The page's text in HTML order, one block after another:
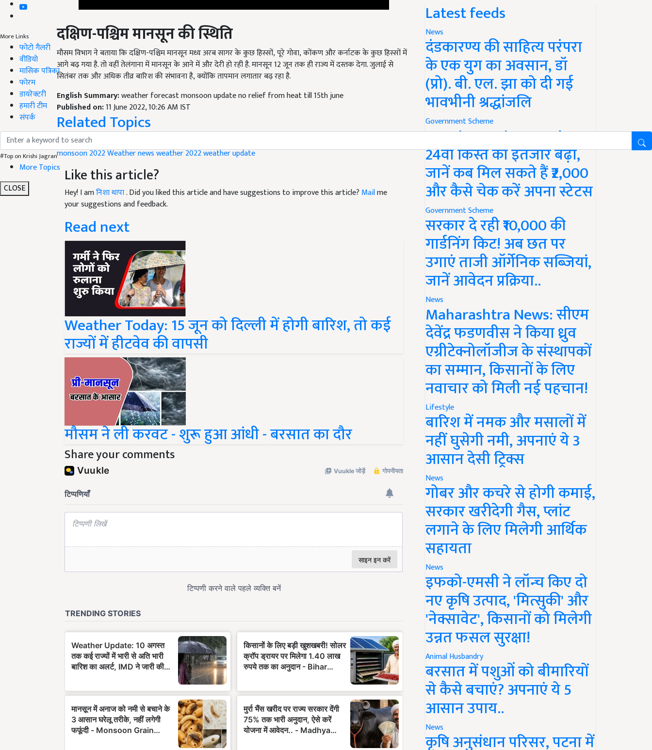
More Links
फोटो गैलरी
वीडियो
मासिक पत्रिका
फोरम
डायरेक्टरी
हमारी टीम
संपर्क
#Top on Krishi Jagran
More Topics
CLOSE
दक्षिण-पश्चिम मानसून की स्थिति
मौसम विभाग ने बताया कि दक्षिण-पश्चिममानसूनमध्य अरब सागर के कुछ हिस्सों
आगे बढ़ गया है. तो वहीं तेलंगाना में मानसून के आने में और देरी हो रही है. मानसून12जून तक ही राज्य में दस्तक देगा. जुलाई से
सितंबर तक और अधिक तीव्र बारिश की संभावना है, क्योंकि तापमान लगातार बढ़ रहा है.
weather forecast monsoon update no relief from heat till 15th june
Published on:11 June 2022, 10:26 AM IST
Related Topics
Weather Update
monsoon 2022
Like this article?
Hey! I amनिशा थापा . Did you liked this article and have suggestions to improve this article?
your suggestions and feedback.
Read next
Weather Today: 15 जून को दिल्ली में होगी बारिश, तो कई
राज्यों में हीटवेव की वापसी
मौसम ने ली करवट - शुरू हुआ आंधी - बरसात का दौर
Share your comments
Latest feeds
News
दंडकारण्य की साहित्य परंपरा
के एक युग का अवसान, डॉ
(प्रो). बी. एल. झा को दी गई
भावभीनी श्रद्धांजलि
Government Scheme
PM Kisan Yojana Update:
24वीं किस्त का इंतजार बढ़ा,
जानें कब मिल सकते हैं ₹2,000
और कैसे चेक करें अपना स्टेटस
Government Scheme
सरकार दे रही ₹10,000 की
गार्डनिंग किट! अब छत पर
उगाएं ताजी ऑर्गेनिक सब्जियां,
जानें आवेदन प्रक्रिया..
News
Maharashtra News: सीएम
देवेंद्र फडणवीस ने किया ध्रुव
एग्रीटेक्नोलॉजीज के संस्थापकों
का सम्मान, किसानों के लिए
नवाचार को मिली नई पहचान!
Lifestyle
बारिश में नमक और मसालों में
नहीं घुसेगी नमी, अपनाएं ये 3
आसान देसी ट्रिक्स
News
गोबर और कचरे से होगी कमाई,
सरकार खरीदेगी गैस, प्लांट
लगाने के लिए मिलेगी आर्थिक
सहायता
News
इफको-एमसी ने लॉन्च किए दो
नए कृषि उत्पाद, 'मित्सुकी' और
'नेक्सावेट', किसानों को मिलेगी
उन्नत फसल सुरक्षा!
Animal Husbandry
बरसात में पशुओं को बीमारियों
से कैसे बचाएं? अपनाएं ये 5
आसान उपाय..
News
कृषि अनुसंधान परिसर, पटना में